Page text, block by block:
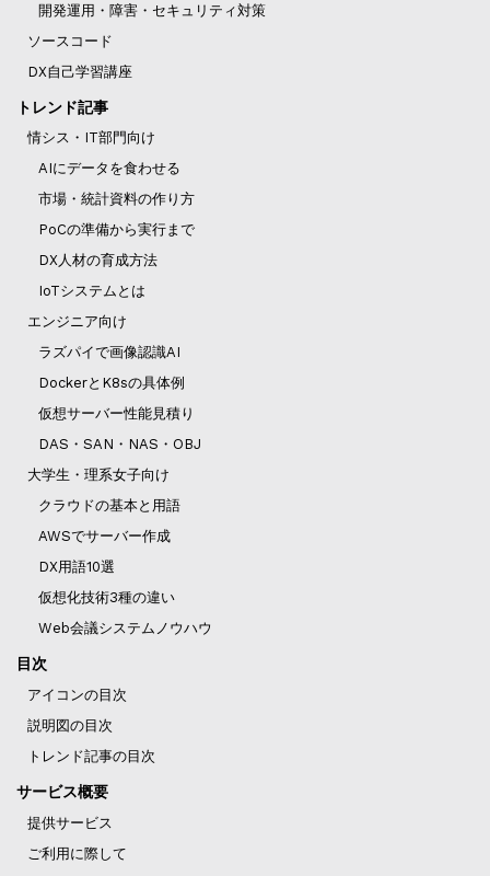
開発運用・障害・セキュリティ対策
ソースコード
DX自己学習講座
トレンド記事
情シス・IT部門向け
AIにデータを食わせる
市場・統計資料の作り方
PoCの準備から実行まで
DX人材の育成方法
IoTシステムとは
エンジニア向け
ラズパイで画像認識AI
DockerとK8sの具体例
仮想サーバー性能見積り
DAS・SAN・NAS・OBJ
大学生・理系女子向け
クラウドの基本と用語
AWSでサーバー作成
DX用語10選
仮想化技術3種の違い
Web会議システムノウハウ
目次
アイコンの目次
説明図の目次
トレンド記事の目次
サービス概要
提供サービス
ご利用に際して